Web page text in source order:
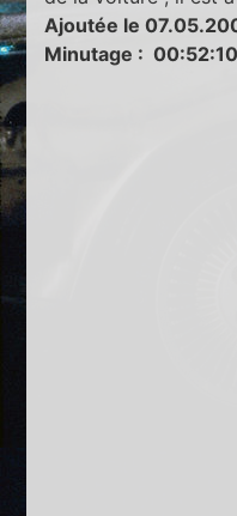
Ajoutée le
Minutage : 00:52:10